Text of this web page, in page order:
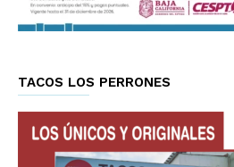
TACOS LOS PERRONES